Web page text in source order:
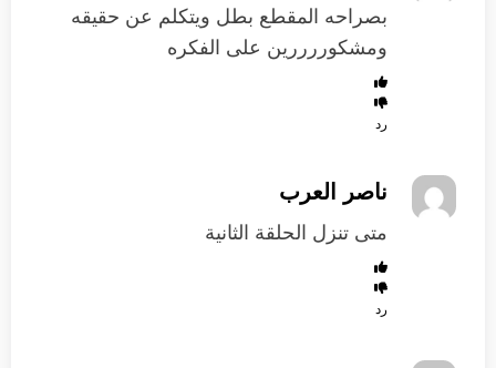
بصراحه المقطع بطل ويتكلم عن حقيقه
ومشكوررررين على الفكره
رد
ناصر العرب
متى تنزل الحلقة الثانية
رد